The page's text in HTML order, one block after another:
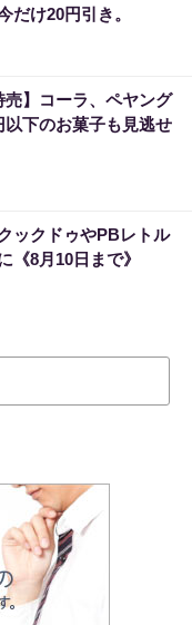
だけ20円引き。
売】コーラ、ペヤング
下のお菓子も見逃せ
ックドゥやPBレトル
《8月10日まで》